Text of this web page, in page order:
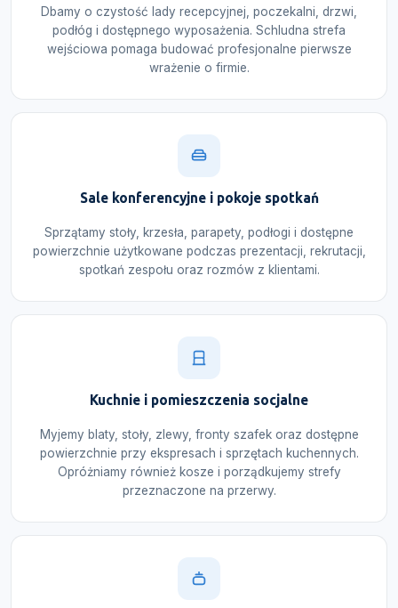
Dbamy o czystość lady recepcyjnej, poczekalni, drzwi,
podłóg i dostępnego wyposażenia. Schludna strefa
wejściowa pomaga budować profesjonalne pierwsze
wrażenie o firmie.
Sale konferencyjne i pokoje spotkań
Sprzątamy stoły, krzesła, parapety, podłogi i dostępne
powierzchnie użytkowane podczas prezentacji, rekrutacji,
spotkań zespołu oraz rozmów z klientami.
Kuchnie i pomieszczenia socjalne
Myjemy blaty, stoły, zlewy, fronty szafek oraz dostępne
powierzchnie przy ekspresach i sprzętach kuchennych.
Opróżniamy również kosze i porządkujemy strefy
przeznaczone na przerwy.